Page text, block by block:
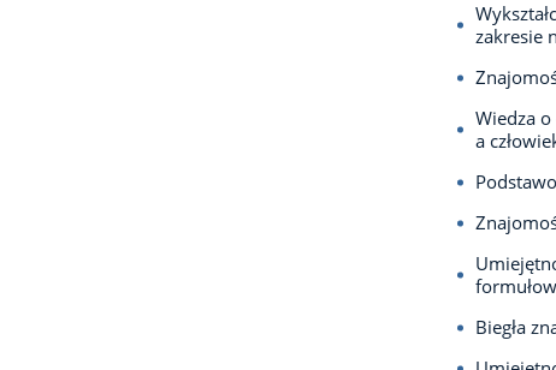
zakresie
Wiedza
a
Biegła